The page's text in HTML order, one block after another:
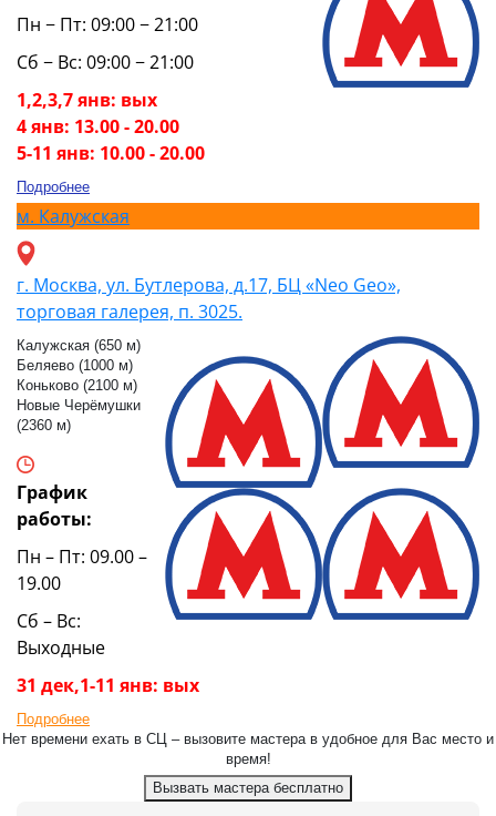
Пн − Пт: 09:00 − 21:00
Сб − Вс: 09:00 − 21:00
1,2,3,7 янв: вых
4 янв: 13.00 - 20.00
5-11 янв: 10.00 - 20.00
Подробнее
м. Калужская
г. Москва, ул. Бутлерова, д.17, БЦ «Neo Geo»,
торговая галерея, п. 3025.
Калужская (650 м)
Беляево (1000 м)
Коньково (2100 м)
Новые Черёмушки
(2360 м)
График
работы:
Пн – Пт: 09.00 –
19.00
Сб – Вс:
Выходные
31 дек,1-11 янв: вых
Подробнее
Нет времени ехать в СЦ – вызовите мастера в удобное для Вас место и
время!
Вызвать мастера бесплатно